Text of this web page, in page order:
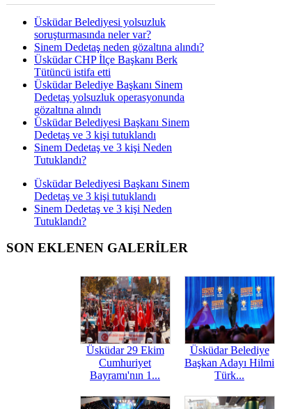
Üsküdar Belediyesi yolsuzluk
soruşturmasında neler var?
Sinem Dedetaş neden gözaltına alındı?
Üsküdar CHP İlçe Başkanı Berk
Tütüncü istifa etti
Üsküdar Belediye Başkanı Sinem
Dedetaş yolsuzluk operasyonunda
gözaltına alındı
Üsküdar Belediyesi Başkanı Sinem
Dedetaş ve 3 kişi tutuklandı
Sinem Dedetaş ve 3 kişi Neden
Tutuklandı?
Üsküdar Belediyesi Başkanı Sinem
Dedetaş ve 3 kişi tutuklandı
Sinem Dedetaş ve 3 kişi Neden
Tutuklandı?
SON EKLENEN GALERİLER
Üsküdar 29 Ekim
Cumhuriyet
Bayramı'nın 1...
Üsküdar Belediye
Başkan Adayı Hilmi
Türk...